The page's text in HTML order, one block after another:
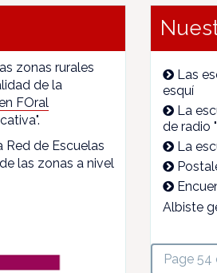
zonas rurales
de la
FOral
Red de Escuelas
las zonas a nivel
Las
esquí
La
de radio
La
Albiste
Page 54